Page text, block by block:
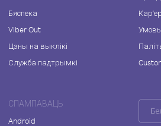
Бяспека
Viber Out
Цэны на выклікі
Служба падтрымкі
Умовы
СПАМПАВАЦЬ
Android